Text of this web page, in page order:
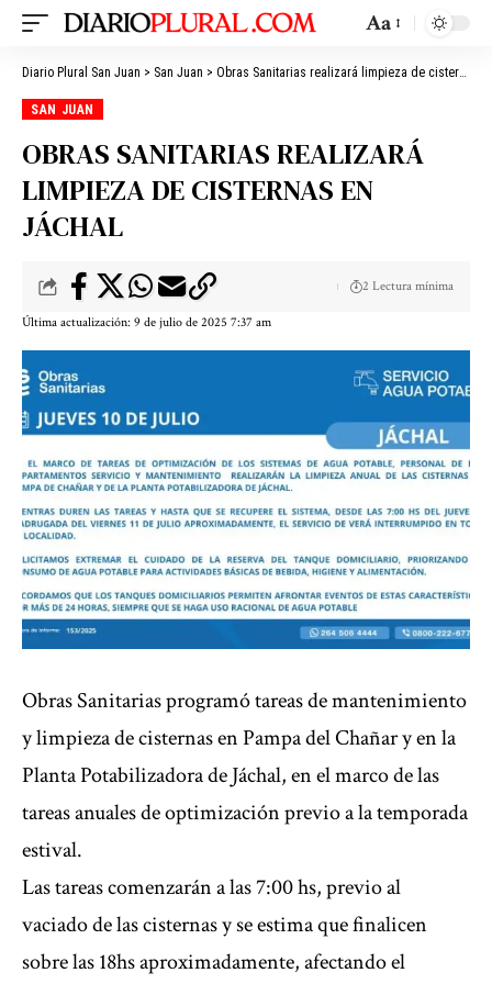
Aa
Diario Plural San Juan > San Juan > Obras Sanitarias realizará limpieza de cisternas en Jáchal
SAN JUAN
OBRAS SANITARIAS REALIZARÁ
LIMPIEZA DE CISTERNAS EN
JÁCHAL
Última actualización: 9 de julio de 2025 7:37 am
2 Lectura mínima
Obras Sanitarias programó tareas de mantenimiento
y limpieza de cisternas en Pampa del Chañar y en la
Planta Potabilizadora de Jáchal, en el marco de las
tareas anuales de optimización previo a la temporada
estival.
Las tareas comenzarán a las 7:00 hs, previo al
vaciado de las cisternas y se estima que finalicen
sobre las 18hs aproximadamente, afectando el